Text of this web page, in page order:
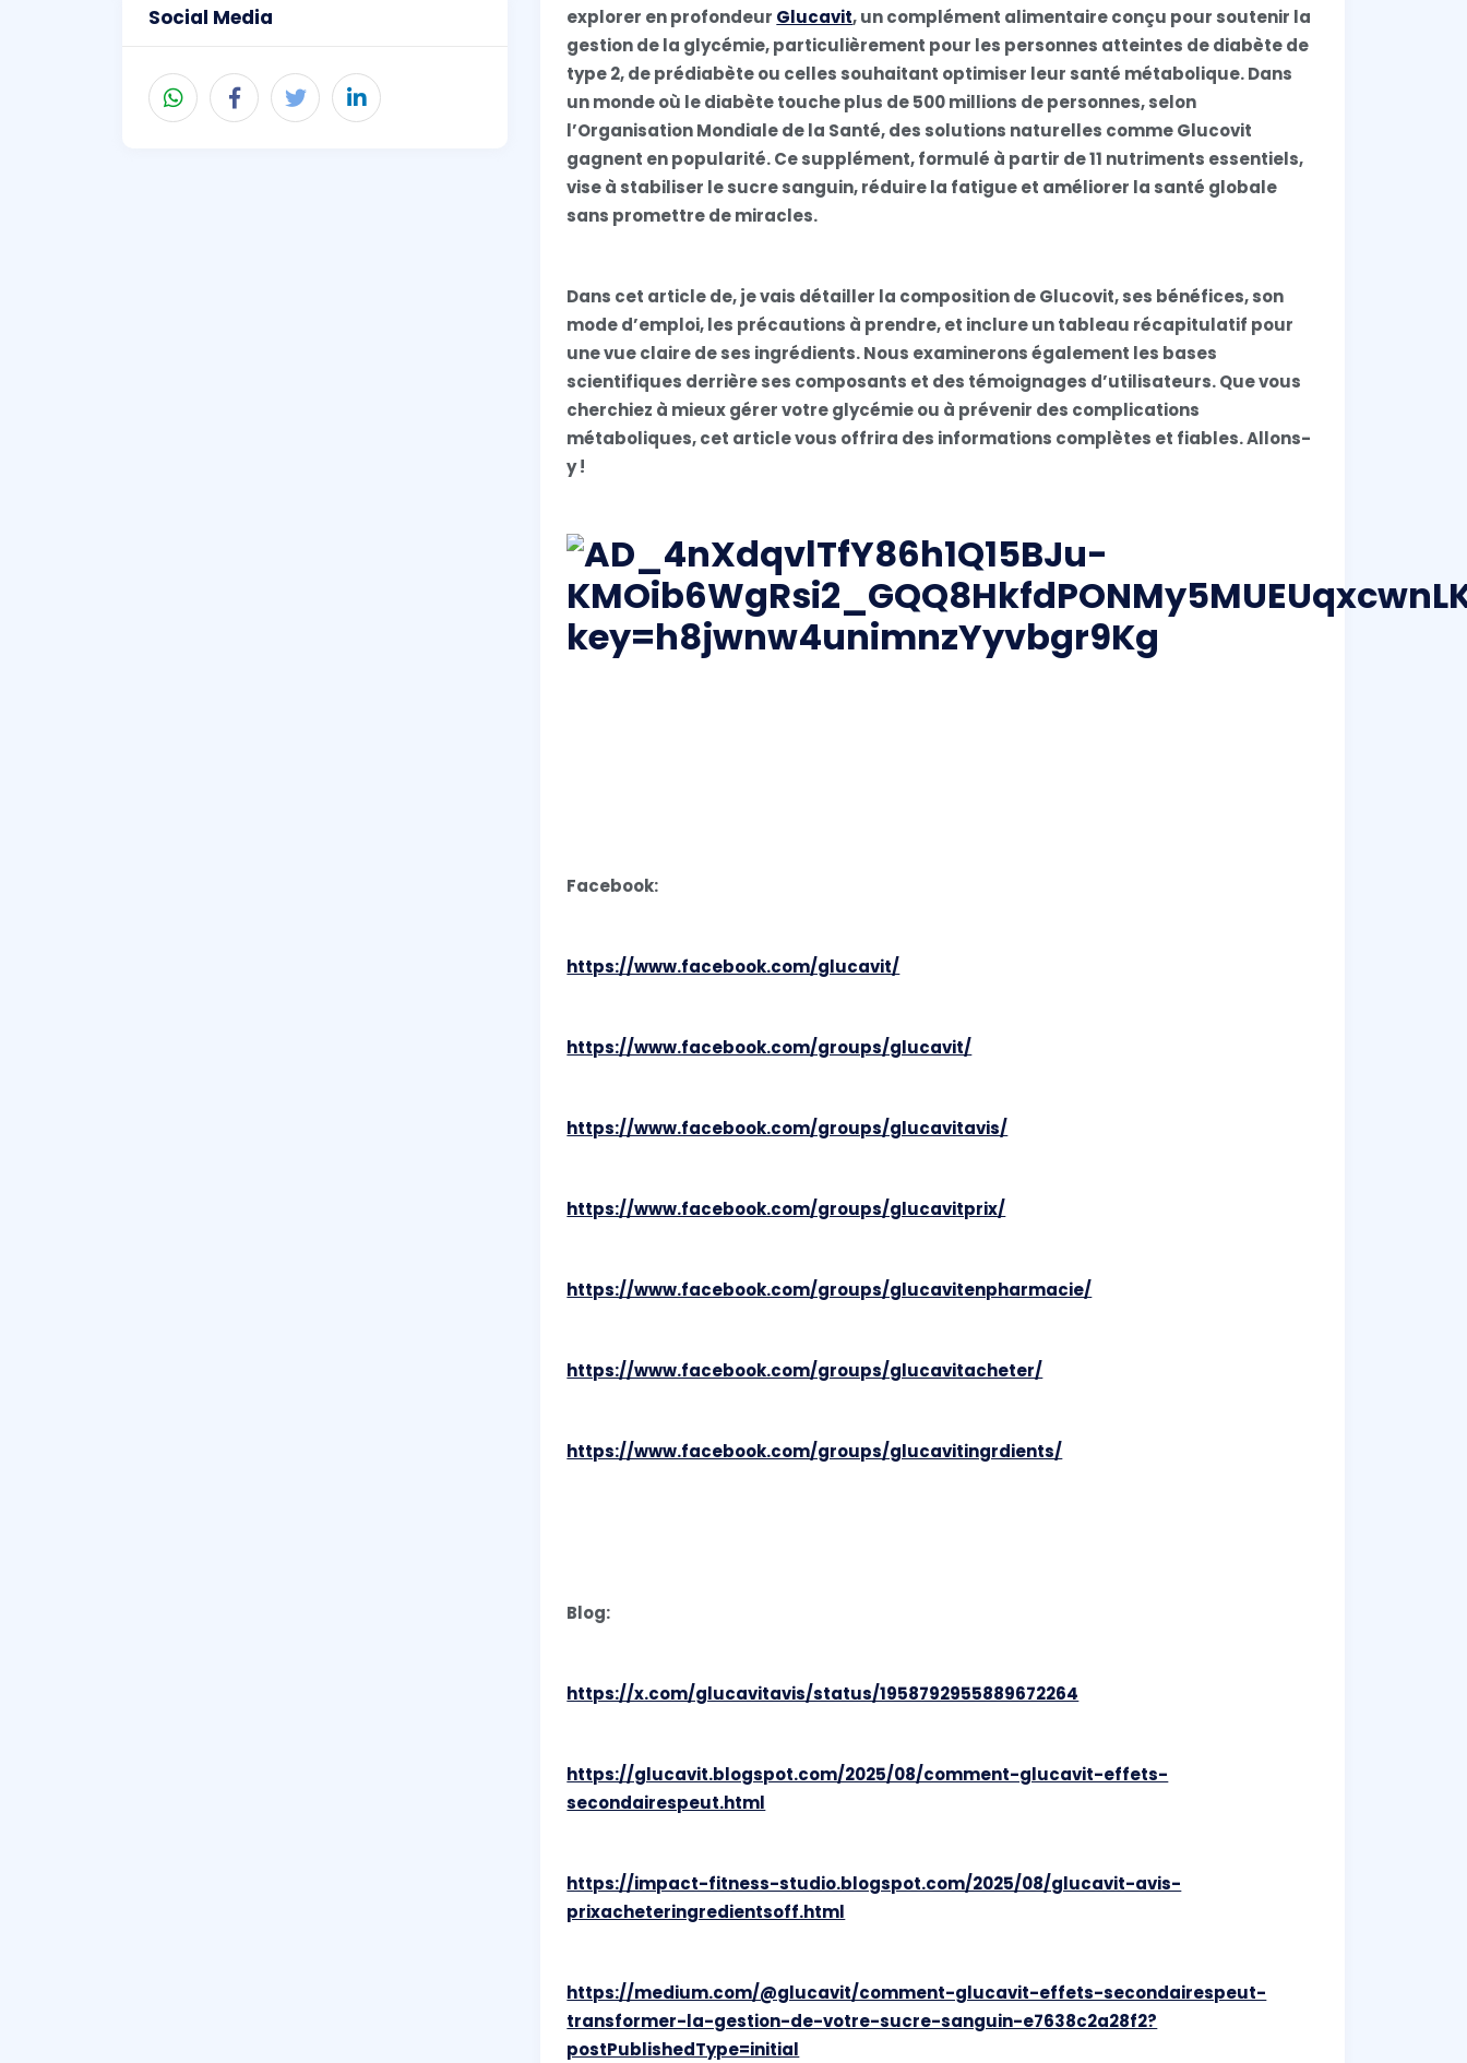
Social Media
explorer en profondeur Glucavit, un complément alimentaire conçu pour soutenir la
gestion de la glycémie, particulièrement pour les personnes atteintes de diabète de
type 2, de prédiabète ou celles souhaitant optimiser leur santé métabolique. Dans
un monde où le diabète touche plus de 500 millions de personnes, selon
l’Organisation Mondiale de la Santé, des solutions naturelles comme Glucovit
gagnent en popularité. Ce supplément, formulé à partir de 11 nutriments essentiels,
vise à stabiliser le sucre sanguin, réduire la fatigue et améliorer la santé globale
sans promettre de miracles.
Dans cet article de, je vais détailler la composition de Glucovit, ses bénéfices, son
mode d’emploi, les précautions à prendre, et inclure un tableau récapitulatif pour
une vue claire de ses ingrédients. Nous examinerons également les bases
scientifiques derrière ses composants et des témoignages d’utilisateurs. Que vous
cherchiez à mieux gérer votre glycémie ou à prévenir des complications
métaboliques, cet article vous offrira des informations complètes et fiables. Allons-
y !
Facebook:
https://www.facebook.com/glucavit/
https://www.facebook.com/groups/glucavit/
https://www.facebook.com/groups/glucavitavis/
https://www.facebook.com/groups/glucavitprix/
https://www.facebook.com/groups/glucavitenpharmacie/
https://www.facebook.com/groups/glucavitacheter/
https://www.facebook.com/groups/glucavitingrdients/
Blog:
https://x.com/glucavitavis/status/1958792955889672264
https://glucavit.blogspot.com/2025/08/comment-glucavit-effets-
secondairespeut.html
https://impact-fitness-studio.blogspot.com/2025/08/glucavit-avis-
prixacheteringredientsoff.html
https://medium.com/@glucavit/comment-glucavit-effets-secondairespeut-
transformer-la-gestion-de-votre-sucre-sanguin-e7638c2a28f2?
postPublishedType=initial